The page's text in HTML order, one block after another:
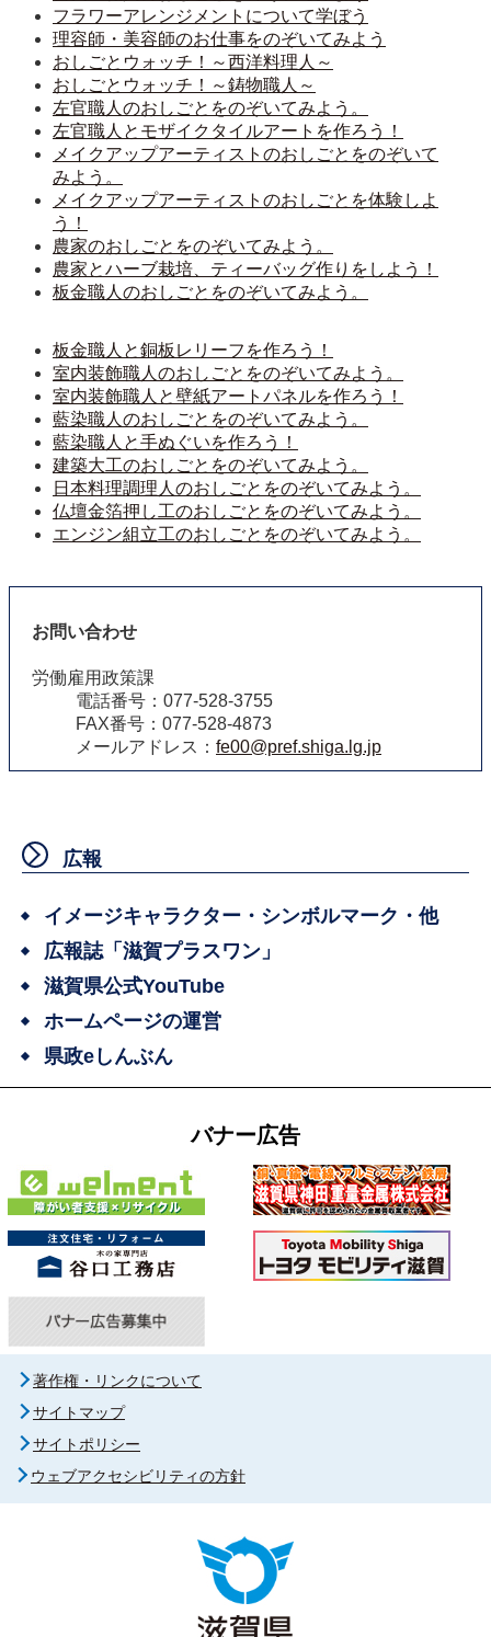
フラワーアレンジメントについて学ぼう
理容師・美容師のお仕事をのぞいてみよう
おしごとウォッチ！～西洋料理人～
おしごとウォッチ！～鋳物職人～
左官職人のおしごとをのぞいてみよう。
左官職人とモザイクタイルアートを作ろう！
メイクアップアーティストのおしごとをのぞいて
みよう。
メイクアップアーティストのおしごとを体験しよ
う！
農家のおしごとをのぞいてみよう。
農家とハーブ栽培、ティーバッグ作りをしよう！
板金職人のおしごとをのぞいてみよう。
板金職人と銅板レリーフを作ろう！
室内装飾職人のおしごとをのぞいてみよう。
室内装飾職人と壁紙アートパネルを作ろう！
藍染職人のおしごとをのぞいてみよう。
藍染職人と手ぬぐいを作ろう！
建築大工のおしごとをのぞいてみよう。
日本料理調理人のおしごとをのぞいてみよう。
仏壇金箔押し工のおしごとをのぞいてみよう。
エンジン組立工のおしごとをのぞいてみよう。
お問い合わせ
労働雇用政策課
電話番号：077-528-3755
FAX番号：077-528-4873
メールアドレス： fe00@pref.shiga.lg.jp
広報
イメージキャラクター・シンボルマーク・他
広報誌「滋賀プラスワン」
滋賀県公式YouTube
ホームページの運営
県政eしんぶん
バナー広告
著作権・リンクについて
サイトマップ
サイトポリシー
ウェブアクセシビリティの方針